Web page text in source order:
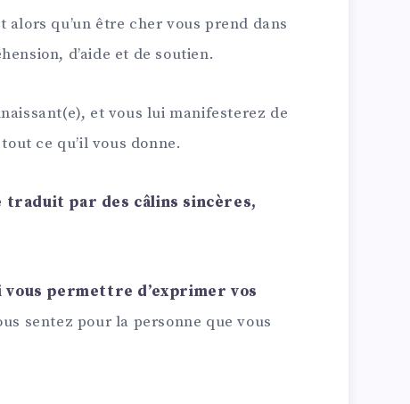
alors qu’un être cher vous prend dans
d’aide et de soutien.
et vous lui manifesterez de
ce qu’il vous donne.
traduit par des câlins sincères,
vous permettre d’exprimer vos
sentez pour la personne que vous